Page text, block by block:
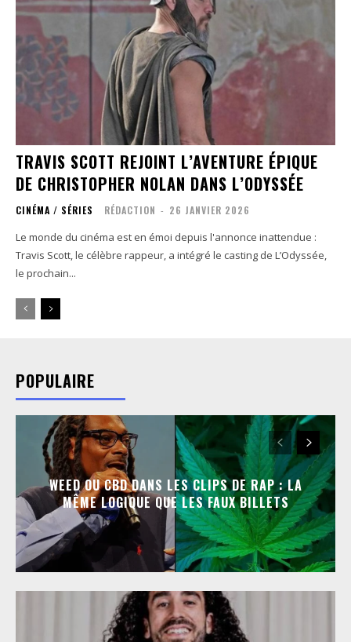
TRAVIS SCOTT REJOINT L’AVENTURE ÉPIQUE
DE CHRISTOPHER NOLAN DANS L’ODYSSÉE
CINÉMA / SÉRIES RÉDACTION - 26 JANVIER 2026
Le monde du cinéma est en émoi depuis l'annonce inattendue :
Travis Scott, le célèbre rappeur, a intégré le casting de L’Odyssée,
le prochain...
POPULAIRE
WEED OU CBD DANS LES CLIPS DE RAP : LA
MÊME LOGIQUE QUE LES FAUX BILLETS